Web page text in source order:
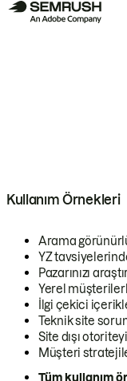
Kullanım Örnekleri
Arama
YZ
Pazarınızı
Yerel
İlgi çekici
Teknik site
Site dışı
Müşteri
Tüm kullanım